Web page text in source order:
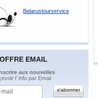
Belarustourservice
EMAIL
aux nouvelles
l' info par Email